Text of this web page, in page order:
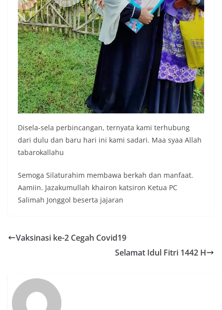
Disela-sela perbincangan, ternyata kami terhubung
dari dulu dan baru hari ini kami sadari. Maa syaa Allah
tabarokallahu
Semoga Silaturahim membawa berkah dan manfaat.
Aamiin. Jazakumullah khairon katsiron Ketua PC
Salimah Jonggol beserta jajaran
Vaksinasi ke-2 Cegah Covid19
Selamat Idul Fitri 1442 H